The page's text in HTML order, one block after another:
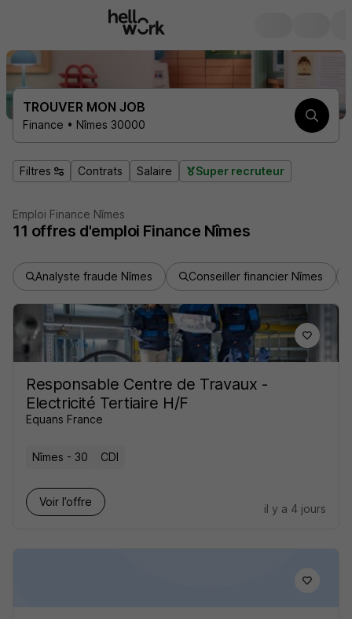
TROUVER MON JOB
Finance • Nîmes 30000
Filtres Contrats Salaire Super recruteur
Emploi Finance Nîmes
11 offres d'emploi Finance Nîmes
Analyste fraude Nîmes Conseiller financier Nîmes
Responsable Centre de Travaux -
Electricité Tertiaire H/F
Equans France
Nîmes - 30 CDI
Voir l’offre
il y a 4 jours